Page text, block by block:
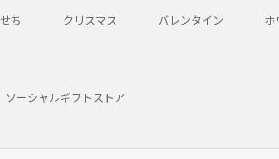
ち クリスマス バレンタイン ホ
ソーシャルギフトストア